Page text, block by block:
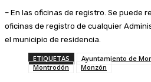
– En las oficinas de registro. Se puede
oficinas de registro de cualquier
el municipio de residencia.
ETIQUETAS Ayuntamiento de
Montrodón
Monzón